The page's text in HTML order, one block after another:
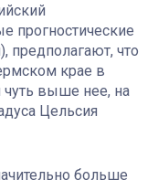
прогностические
предполагают, что
крае в
выше нее, на
Цельсия
больше